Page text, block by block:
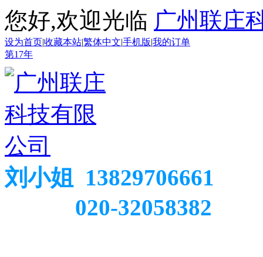
您好,欢迎光临 广州联庄
设为首页|收藏本站|繁体中文|手机版|我的订单
第17年
刘小姐 13829706661
020-32058382